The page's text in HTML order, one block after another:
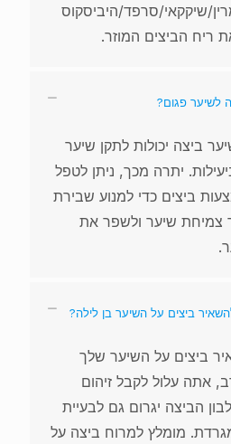
שיקקאי/סרפד/היביסקוס
ריח הביצים המוזר.
לשיער פגום?
ביצה יכולות לתקן שיער
יתרה מכך, ניתן לטפל
ביצים כדי למנוע שבירת
צמיחת שיער ולשפר את
ביצים על השיער בן לילה?
ביצים על השיער שלך
אתה עלול לקבל זיהום
הביצה יגרום גם לבעיית
מומלץ למרוח ביצה על